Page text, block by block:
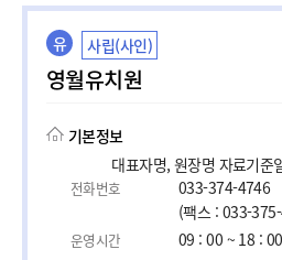
유 사립(사인)
영월유치원
기본정보
대표자명, 원장명 자료기준
전화번호
033-374-4746
(팩스 : 033-
운영시간 09 : 00 ~ 18 : 00